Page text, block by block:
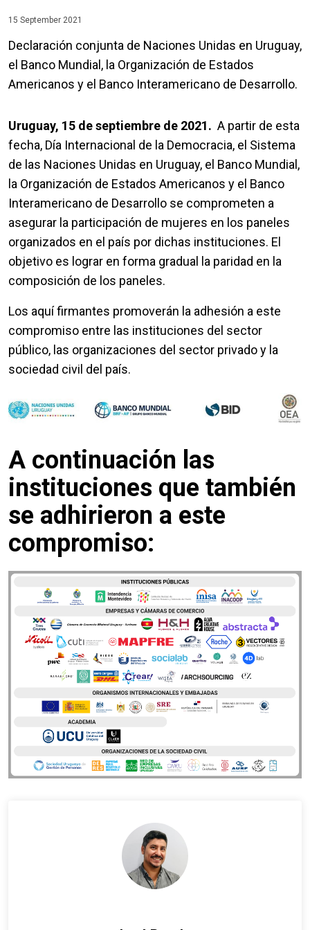
15 September 2021
Declaración conjunta de Naciones Unidas en Uruguay,
el Banco Mundial, la Organización de Estados
Americanos y el Banco Interamericano de Desarrollo.
Uruguay, 15 de septiembre de 2021. A partir de esta
fecha, Día Internacional de la Democracia, el Sistema
de las Naciones Unidas en Uruguay, el Banco Mundial,
la Organización de Estados Americanos y el Banco
Interamericano de Desarrollo se comprometen a
asegurar la participación de mujeres en los paneles
organizados en el país por dichas instituciones. El
objetivo es lograr en forma gradual la paridad en la
composición de los paneles.
Los aquí firmantes promoverán la adhesión a este
compromiso entre las instituciones del sector
público, las organizaciones del sector privado y la
sociedad civil del país.
A continuación las
instituciones que también
se adhirieron a este
compromiso: